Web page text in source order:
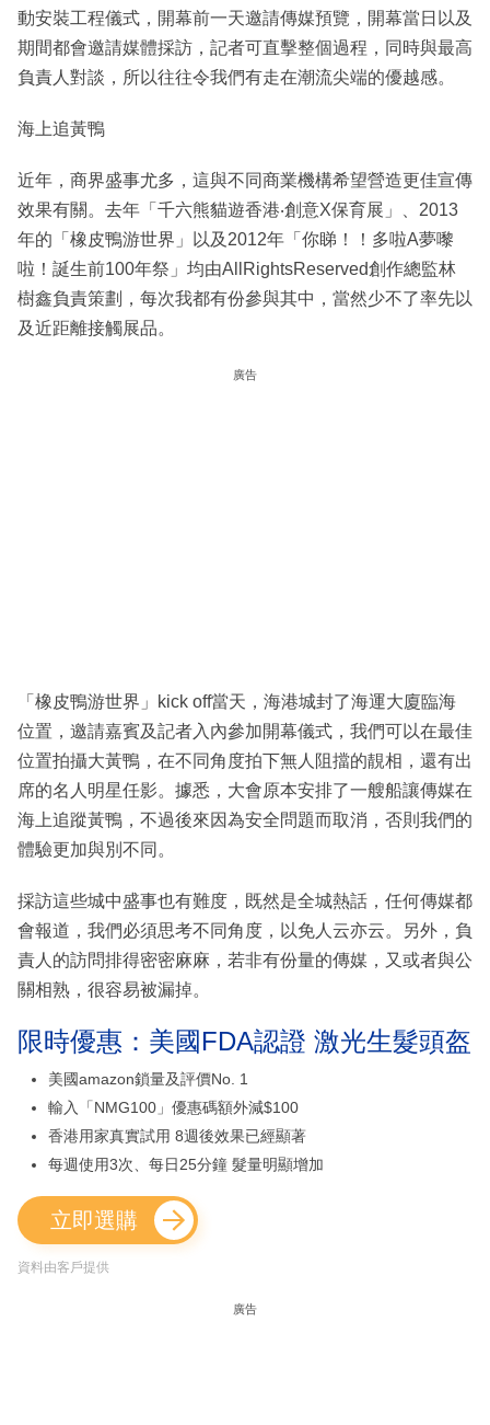
動安裝工程儀式，開幕前一天邀請傳媒預覽，開幕當日以及
期間都會邀請媒體採訪，記者可直擊整個過程，同時與最高
負責人對談，所以往往令我們有走在潮流尖端的優越感。
海上追黃鴨
近年，商界盛事尤多，這與不同商業機構希望營造更佳宣傳
效果有關。去年「千六熊貓遊香港‧創意X保育展」、2013
年的「橡皮鴨游世界」以及2012年「你睇！！多啦A夢嚟
啦！誕生前100年祭」均由AllRightsReserved創作總監林
樹鑫負責策劃，每次我都有份參與其中，當然少不了率先以
及近距離接觸展品。
廣告
「橡皮鴨游世界」kick off當天，海港城封了海運大廈臨海
位置，邀請嘉賓及記者入內參加開幕儀式，我們可以在最佳
位置拍攝大黃鴨，在不同角度拍下無人阻擋的靚相，還有出
席的名人明星任影。據悉，大會原本安排了一艘船讓傳媒在
海上追蹤黃鴨，不過後來因為安全問題而取消，否則我們的
體驗更加與別不同。
採訪這些城中盛事也有難度，既然是全城熱話，任何傳媒都
會報道，我們必須思考不同角度，以免人云亦云。另外，負
責人的訪問排得密密麻麻，若非有份量的傳媒，又或者與公
關相熟，很容易被漏掉。
限時優惠：美國FDA認證 激光生髮頭盔
美國amazon鎖量及評價No. 1
輸入「NMG100」優惠碼額外減$100
香港用家真實試用 8週後效果已經顯著
每週使用3次、每日25分鐘 髮量明顯增加
立即選購
資料由客戶提供
廣告